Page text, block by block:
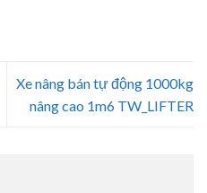
Xe nâng bán tự động 1000kg
nâng cao 1m6 TW_LIFTER